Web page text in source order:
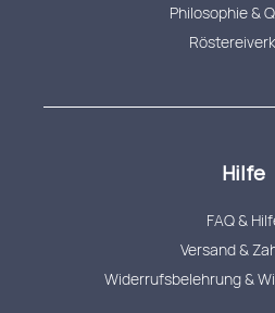
Philosophie &
Hilfe
FAQ &
Versand &
Widerrufsbelehrung &